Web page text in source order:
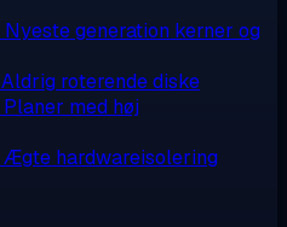
Nyeste generation kerner og
Aldrig roterende diske
Planer med høj
Ægte hardwareisolering